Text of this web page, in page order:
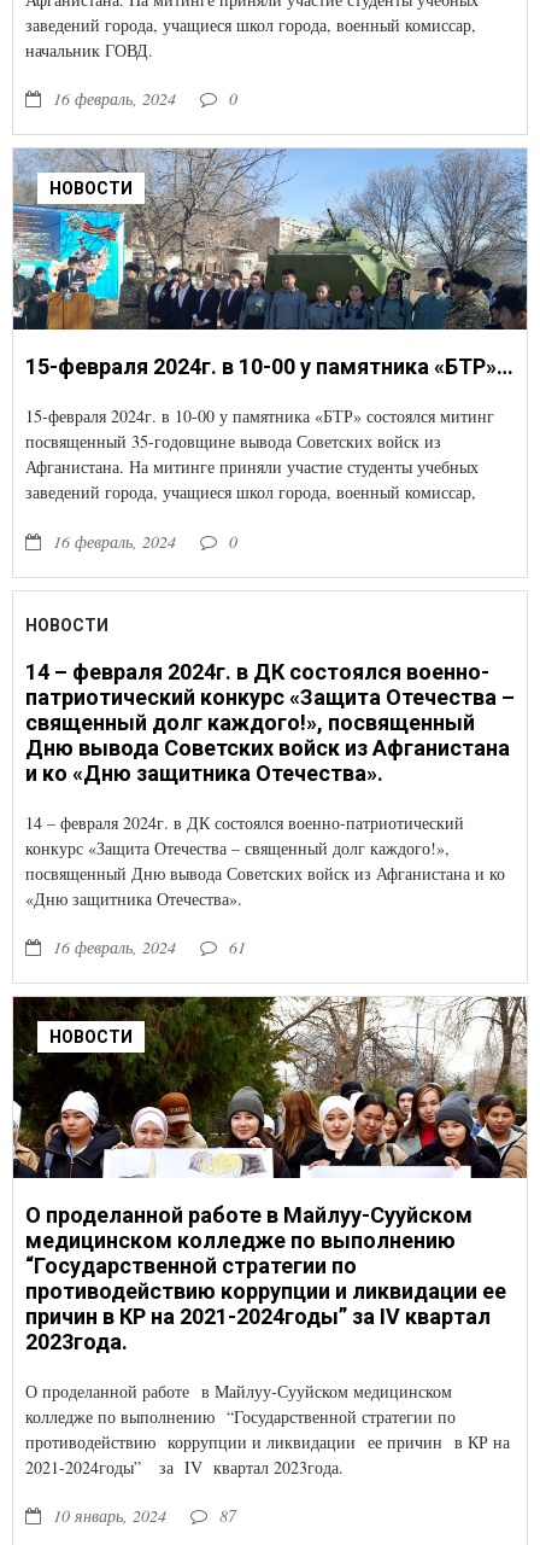
заведений города, учащиеся школ города, военный комиссар,
начальник ГОВД.
16 февраль, 2024 0
НОВОСТИ
15-февраля 2024г. в 10-00 у памятника «БТР» состоялся митинг посвященный 35-годовщине вывода Советских войск из Афганистана. На митинге приняли участие студенты учебных заведений города, учащиеся школ города, военный комиссар, начальник ГОВД.
15-февраля 2024г. в 10-00 у памятника «БТР» состоялся митинг
посвященный 35-годовщине вывода Советских войск из
Афганистана. На митинге приняли участие студенты учебных
заведений города, учащиеся школ города, военный комиссар,
16 февраль, 2024
0
НОВОСТИ
14 – февраля 2024г. в ДК состоялся военно-
патриотический конкурс «Защита Отечества –
священный долг каждого!», посвященный
Дню вывода Советских войск из Афганистана
и ко «Дню защитника Отечества».
14 – февраля 2024г. в ДК состоялся военно-патриотический
конкурс «Защита Отечества – священный долг каждого!»,
посвященный Дню вывода Советских войск из Афганистана и ко
«Дню защитника Отечества».
16 февраль, 2024 61
НОВОСТИ
О проделанной работе в Майлуу-Сууйском
медицинском колледже по выполнению
“Государственной стратегии по
противодействию коррупции и ликвидации ее
причин в КР на 2021-2024годы” за IV квартал
2023года.
О проделанной работе в Майлуу-Сууйском медицинском
колледже по выполнению “Государственной стратегии по
противодействию коррупции и ликвидации ее причин в КР на
2021-2024годы” за IV квартал 2023года.
10 январь, 2024 87